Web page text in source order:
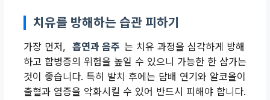
치유를 방해하는 습관 피하기
가장 먼저, 흡연과 음주 는 치유 과정을 심각하게 방해
하고 합병증의 위험을 높일 수 있으니 가능한 한 삼가는
것이 좋습니다. 특히 발치 후에는 담배 연기와 알코올이
출혈과 염증을 악화시킬 수 있어 반드시 피해야 합니다.